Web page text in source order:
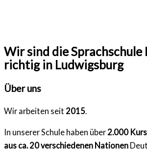
Wir sind die Sprachschule
richtig in Ludwigsburg
Über uns
Wir arbeiten seit 2015.
In unserer Schule haben über 2.000
aus ca. 20 verschiedenen Nationen